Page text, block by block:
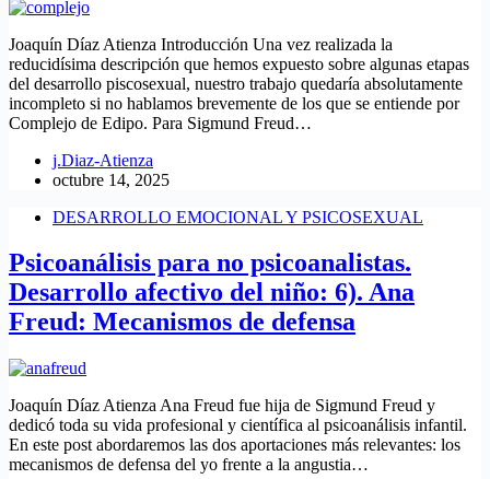
Joaquín Díaz Atienza Introducción Una vez realizada la
reducidísima descripción que hemos expuesto sobre algunas etapas
del desarrollo piscosexual, nuestro trabajo quedaría absolutamente
incompleto si no hablamos brevemente de los que se entiende por
Complejo de Edipo. Para Sigmund Freud…
j.Diaz-Atienza
octubre 14, 2025
DESARROLLO EMOCIONAL Y PSICOSEXUAL
Psicoanálisis para no psicoanalistas.
Desarrollo afectivo del niño: 6). Ana
Freud: Mecanismos de defensa
Joaquín Díaz Atienza Ana Freud fue hija de Sigmund Freud y
dedicó toda su vida profesional y científica al psicoanálisis infantil.
En este post abordaremos las dos aportaciones más relevantes: los
mecanismos de defensa del yo frente a la angustia…